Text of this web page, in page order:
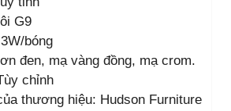
G9
bóng
đen, mạ vàng đồng, mạ crom.
chỉnh
thương hiệu: Hudson Furniture